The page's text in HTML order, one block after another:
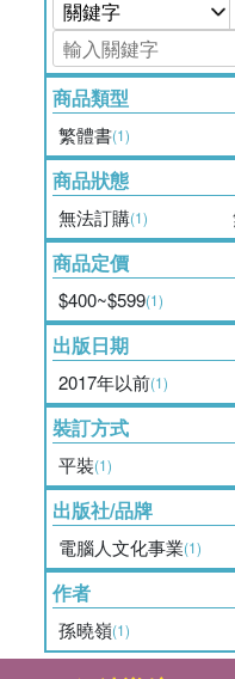
商品類型
繁體書(1)
商品狀態
無法訂購(1)
商品定價
$400~$599(1)
出版日期
2017年以前(1)
裝訂方式
平裝(1)
出版社/品牌
電腦人文化事業(1)
作者
孫曉嶺(1)